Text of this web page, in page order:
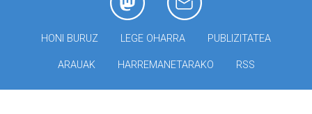
HONI BURUZ LEGE OHARRA PUBLIZITATEA
ARAUAK HARREMANETARAKO RSS